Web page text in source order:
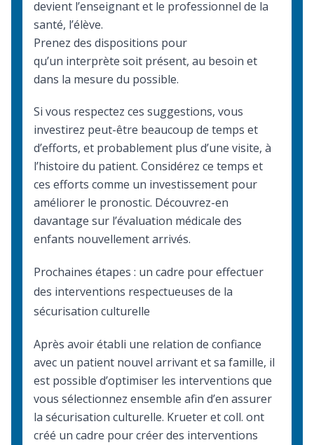
devient l’enseignant et le professionnel de la
santé, l’élève.
Prenez des dispositions pour
qu’un interprète soit présent, au besoin et
dans la mesure du possible.
Si vous respectez ces suggestions, vous
investirez peut-être beaucoup de temps et
d’efforts, et probablement plus d’une visite, à
l’histoire du patient. Considérez ce temps et
ces efforts comme un investissement pour
améliorer le pronostic. Découvrez-en
davantage sur l’évaluation médicale des
enfants nouvellement arrivés.
Prochaines étapes : un cadre pour effectuer
des interventions respectueuses de la
sécurisation culturelle
Après avoir établi une relation de confiance
avec un patient nouvel arrivant et sa famille, il
est possible d’optimiser les interventions que
vous sélectionnez ensemble afin d’en assurer
la sécurisation culturelle. Krueter et coll. ont
créé un cadre pour créer des interventions